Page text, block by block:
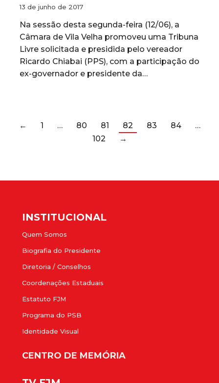
13 de junho de 2017
Na sessão desta segunda-feira (12/06), a
Câmara de Vila Velha promoveu uma Tribuna
Livre solicitada e presidida pelo vereador
Ricardo Chiabai (PPS), com a participação do
ex-governador e presidente da…
← 1 … 80 81 82 83 84
…
102
→
INSTITUCIONAL
Quem Somos
Biografia do Presidente
Diretoria / Conselhos
Coordenações Estaduais
Estatuto FJM
Programa do PSB
Identidade Visual
CENTRO DE MEMÓRIA